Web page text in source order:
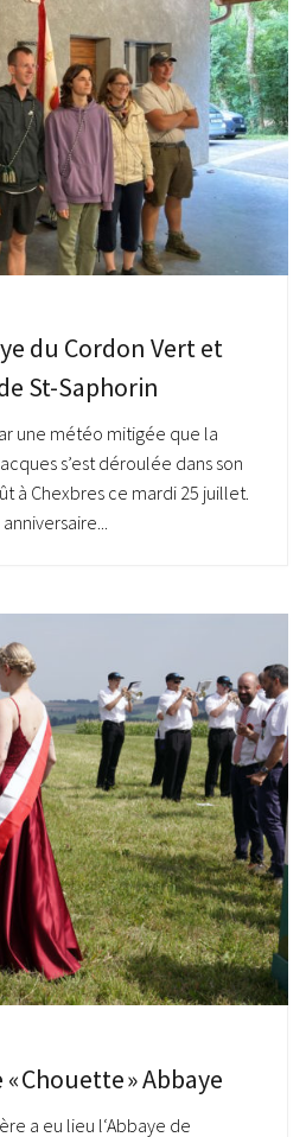
du Cordon Vert et
St-Saphorin
une météo mitigée que la
s’est déroulée dans son
à Chexbres ce mardi 25 juillet.
Chouette » Abbaye
a eu lieu l‘Abbaye de